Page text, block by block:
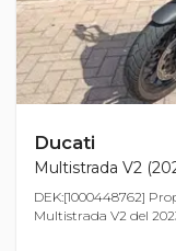
Ducati
Multistrada V2
DEK:[1000448762]
Multistrada V2 del